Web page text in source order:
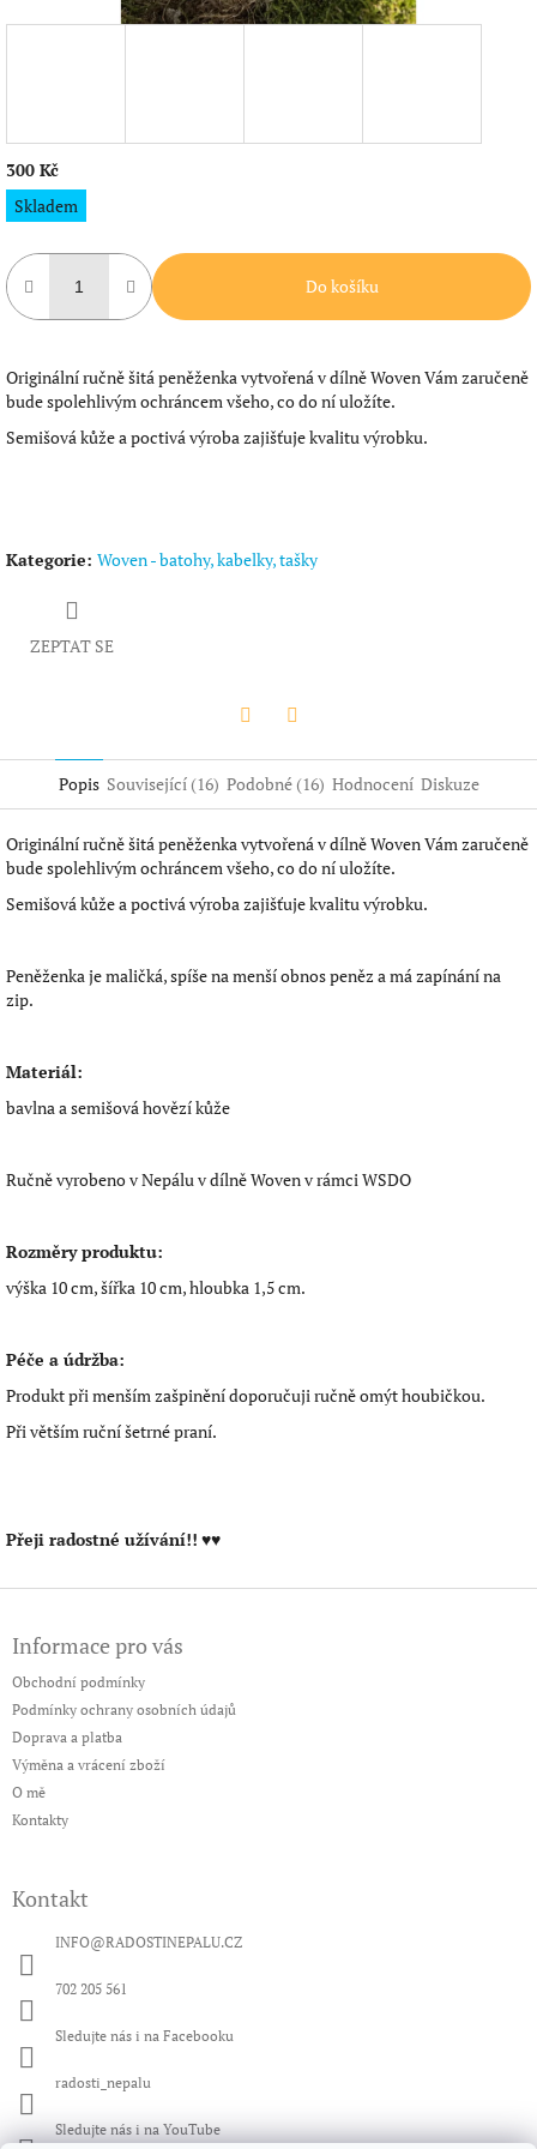
300 Kč
Měrná
cena:
Skladem
Do košíku
Originální ručně šitá peněženka vytvořená v dílně Woven Vám zaručeně
bude spolehlivým ochráncem všeho, co do ní uložíte.
Semišová kůže a poctivá výroba zajišťuje kvalitu výrobku.
Kategorie: Woven - batohy, kabelky, tašky
ZEPTAT SE
Popis Související (16) Podobné (16) Hodnocení Diskuze
Originální ručně šitá peněženka vytvořená v dílně Woven Vám zaručeně
bude spolehlivým ochráncem všeho, co do ní uložíte.
Semišová kůže a poctivá výroba zajišťuje kvalitu výrobku.
Peněženka je maličká, spíše na menší obnos peněz a má zapínání na
zip.
Materiál:
bavlna a semišová hovězí kůže
Ručně vyrobeno v Nepálu v dílně Woven v rámci WSDO
Rozměry produktu:
výška 10 cm, šířka 10 cm, hloubka 1,5 cm.
Péče a údržba:
Produkt při menším zašpinění doporučuji ručně omýt houbičkou.
Při větším ruční šetrné praní.
Přeji radostné užívání!! ♥♥
Informace pro vás
Obchodní podmínky
Podmínky ochrany osobních údajů
Doprava a platba
Výměna a vrácení zboží
O mě
Kontakty
Kontakt
INFO@RADOSTINEPALU.CZ
702 205 561
Sledujte nás i na Facebooku
radosti_nepalu
Sledujte nás i na YouTube